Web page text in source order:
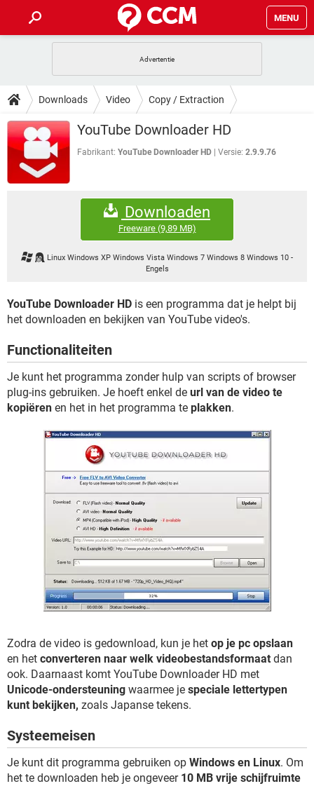
MENU
INSTAGRAM WINDOWS 10
NETFLIX CORONAVIRUS
GRATIS SNAPCHAT
TIKTOK
HOW-TO
VIDEOBELLEN
INSTAGRAM
NETFLIX
DOWNLOADS
VIDEOBELLEN GAMES
INSTAGRAM
CORONAVIRUS
SNAPCHAT
FORUM
WINDOWS 10
CORONAVIRUS
GRATIS SNAPCHAT
GAMES
CORONAVIRUS
TIKTOK
Downloads Video Copy / Extraction
YouTube Downloader HD
Fabrikant: YouTube Downloader HD Versie: 2.9.9.76
Downloaden
Freeware(9,89 MB)
Linux Windows XP Windows Vista Windows 7 Windows 8 Windows 10-
Engels
YouTube Downloader HD is een programma dat je helpt bij
het downloaden en bekijken van YouTube video's.
Functionaliteiten
Je kunt het programma zonder hulp van scripts of browser
plug-ins gebruiken. Je hoeft enkel de url van de video te
kopiëren en het in het programma te plakken.
Zodra de video is gedownload, kun je het op je pc opslaan
en het converteren naar welk videobestandsformaat dan
ook. Daarnaast komt YouTube Downloader HD met
Unicode-ondersteuning waarmee je speciale lettertypen
kunt bekijken, zoals Japanse tekens.
Systeemeisen
Je kunt dit programma gebruiken op Windows en Linux. Om
het te downloaden heb je ongeveer 10 MB vrije schijfruimte